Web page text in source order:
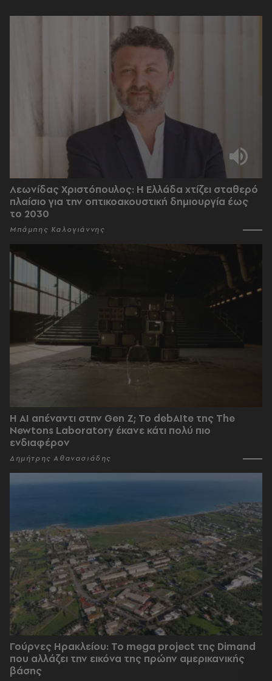
Λεωνίδας Χριστόπουλος: Η Ελλάδα χτίζει σταθερό
πλαίσιο για την οπτικοακουστική δημιουργία έως
το 2030
Μπάμπης Καλογιάννης
Η AI απέναντι στην Gen Z; Το debAIte της The
Newtons Laboratory έκανε κάτι πολύ πιο
ενδιαφέρον
Δημήτρης Αθανασιάδης
Γούρνες Ηρακλείου: To mega project της Dimand
που αλλάζει την εικόνα της πρώην αμερικανικής
βάσης